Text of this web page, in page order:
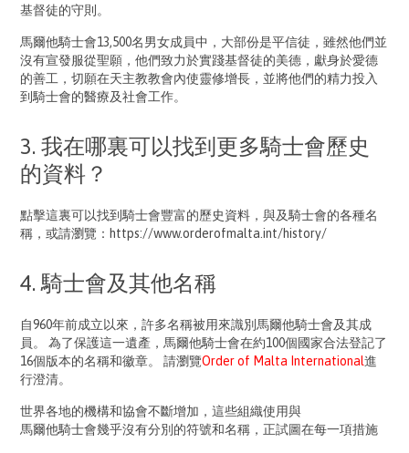
基督徒的守則。
馬爾他騎士會13,500名男女成員中，大部份是平信徒，雖然他們並
沒有宣發服從聖願，他們致力於實踐基督徒的美德，獻身於愛德
的善工，切願在天主教教會內使靈修增長，並將他們的精力投入
到騎士會的醫療及社會工作。
3. 我在哪裏可以找到更多騎士會歷史
的資料？
點擊這裏可以找到騎士會豐富的歷史資料，與及騎士會的各種名
稱，或請瀏覽： https://www.orderofmalta.int/history/
4. 騎士會及其他名稱
自960年前成立以來，許多名稱被用來識別馬爾他騎士會及其成
員。 為了保護這一遺產，馬爾他騎士會在約100個國家合法登記了
16個版本的名稱和徽章。 請瀏覽Order of Malta International進
行澄清。
世界各地的機構和協會不斷增加，這些組織使用與
馬爾他騎士會幾乎沒有分別 的符號和名稱，正試圖在每一項措施